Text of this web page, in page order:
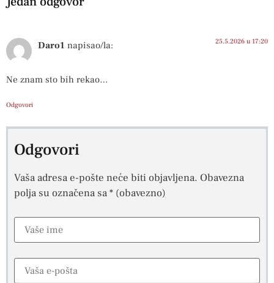
Daro1 napisao/la: 25.5.2026 u 17:20
Ne znam sto bih rekao…
Odgovori
Odgovori
Vaša adresa e-pošte neće biti objavljena. Obavezna
polja su označena sa* (obavezno)